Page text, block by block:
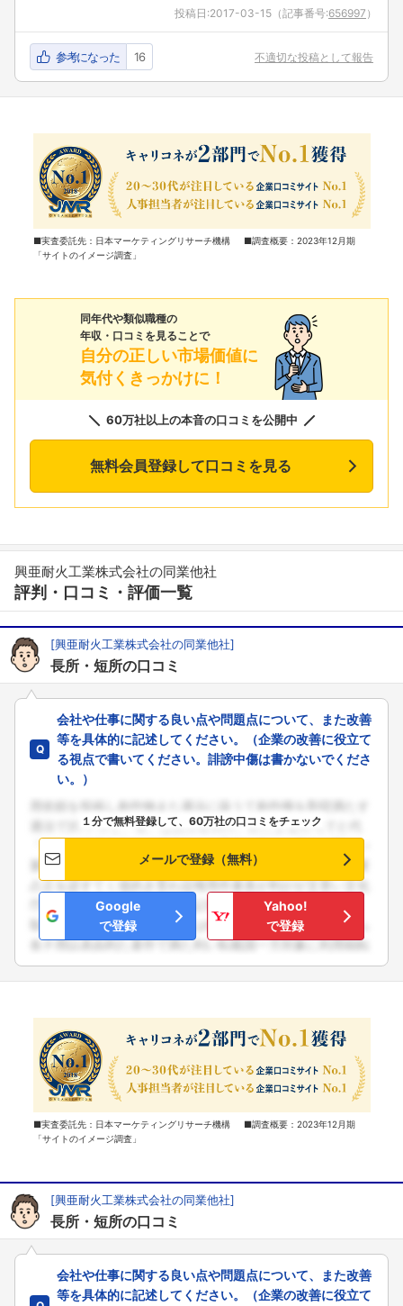
投稿日:2017-03-15 （記事番号:656997 ）
参考になった 16 不適切な投稿として報告
■実査委託先：日本マーケティングリサーチ機構 ■調査概要：2023年12月期
「サイトのイメージ調査」
同年代や類似職種の
年収・口コミを見ることで
自分の正しい市場価値に
気付くきっかけに！
60万社以上の本音の口コミを公開中
無料会員登録して口コミを見る
興亜耐火工業株式会社の同業他社
評判・口コミ・評価一覧
[興亜耐火工業株式会社の同業他社]
長所・短所の口コミ
会社や仕事に関する良い点や問題点について、また改善
等を具体的に記述してください。（企業の改善に役立て
る視点で書いてください。誹謗中傷は書かないでくださ
い。）
１分で無料登録して、60万社の口コミをチェック
メールで登録（無料）
Google
で登録
Yahoo!
で登録
■実査委託先：日本マーケティングリサーチ機構 ■調査概要：2023年12月期
「サイトのイメージ調査」
[興亜耐火工業株式会社の同業他社]
長所・短所の口コミ
会社や仕事に関する良い点や問題点について、また改善
等を具体的に記述してください。（企業の改善に役立て